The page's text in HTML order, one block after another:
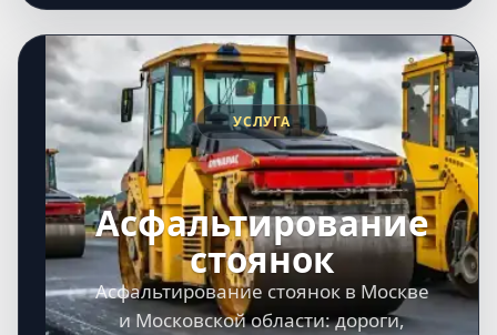
УСЛУГА
Асфальтирование
стоянок
Асфальтирование стоянок в Москве
и Московской области: дороги,